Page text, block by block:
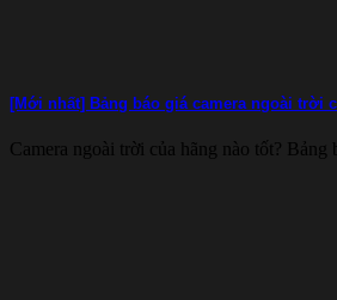
[Mới nhất] Bảng báo giá camera ngoài trời
Camera ngoài trời của hãng nào tốt?